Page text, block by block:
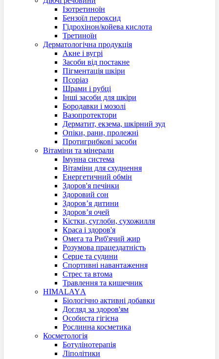
Ізотретиноїн
Бензоїл пероксид
Гідрохінон/койева кислота
Третиноїн
Дерматологічна продукція
Акне і вугрі
Засоби від постакне
Пігментація шкіри
Псоріаз
Шрами і рубці
Інші засоби для шкіри
Бородавки і мозолі
Вазопротектори
Дерматит, екзема, шкірний зуд
Опіки, рани, пролежні
Протигрибкові засоби
Вітаміни та мінерали
Імунна система
Вітаміни для схуднення
Енергетичний обмін
Здоров'я печінки
Здоровий сон
Здоров’я дитини
Здоров’я очей
Кістки, суглоби, сухожилля
Краса і здоров'я
Омега та Риб'ячий жир
Розумова працездатність
Серце та судини
Спортивні навантаження
Стрес та втома
Травлення та кишечник
HIMALAYА
Біологічно активні добавки
Догляд за здоров'ям
Особистa гігієна
Рoслинна косметика
Косметологія
Ботулінотерапія
Ліполітики